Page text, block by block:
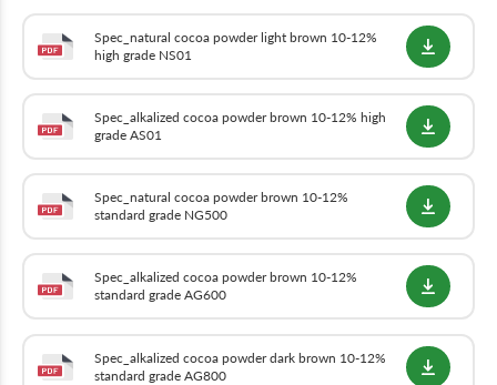
de crédito restringe gravemente el cultivo eficiente de cacao.
Spec_natural cocoa powder light brown 10-12%
high grade NS01
Spec_alkalized cocoa powder brown 10-12% high
grade AS01
Spec_natural cocoa powder brown 10-12%
standard grade NG500
Spec_alkalized cocoa powder brown 10-12%
standard grade AG600
Spec_alkalized cocoa powder dark brown 10-12%
standard grade AG800